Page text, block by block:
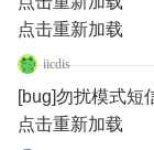
点击重新加载
iicdis
[bug]勿扰模式短
点击重新加载